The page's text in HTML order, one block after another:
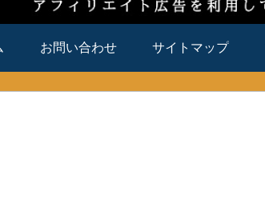
お問い合わせ サイトマップ